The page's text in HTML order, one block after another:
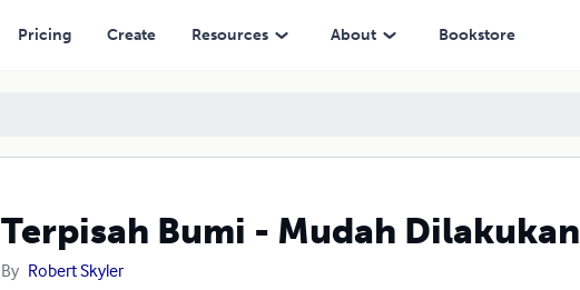
Pricing Create Resources About Bookstore
Terpisah Bumi - Mudah Dilakukan
By Robert Skyler